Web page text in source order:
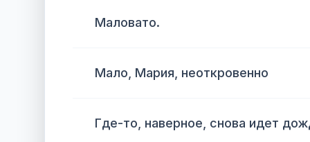
Маловато.
Мало, Мария, неоткровенно
Где-то, наверное, снова идет